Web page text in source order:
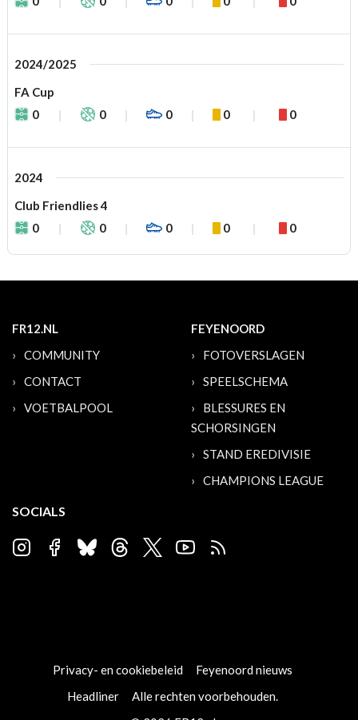
2024/2025
FA Cup
0
0 0 0 0
2024
Club Friendlies 4
0
0 0 0 0
FR12.NL
COMMUNITY
CONTACT
VOETBALPOOL
FEYENOORD
FOTOVERSLAGEN
SPEELSCHEMA
BLESSURES EN
SCHORSINGEN
STAND EREDIVISIE
CHAMPIONS LEAGUE
SOCIALS
Privacy- en cookiebeleid
Feyenoord nieuws
Headliner
Alle rechten voorbehouden.